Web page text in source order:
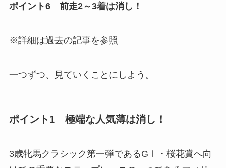
ポイント6 前走2～3着は消し！
※詳細は過去の記事を参照
一つずつ、見ていくことにしよう。
ポイント1 極端な人気薄は消し！
3歳牝馬クラシック第一弾であるGⅠ・桜花賞へ向